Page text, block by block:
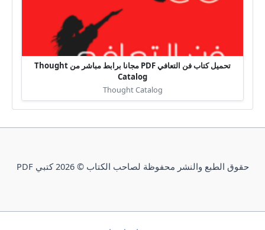
تحميل كتاب فن التعافي PDF مجانا برابط مباشر من Thought
Catalog
Thought Catalog
حقوق الطبع والنشر محفوظة لصاحب الكتاب © 2026 كتبي PDF